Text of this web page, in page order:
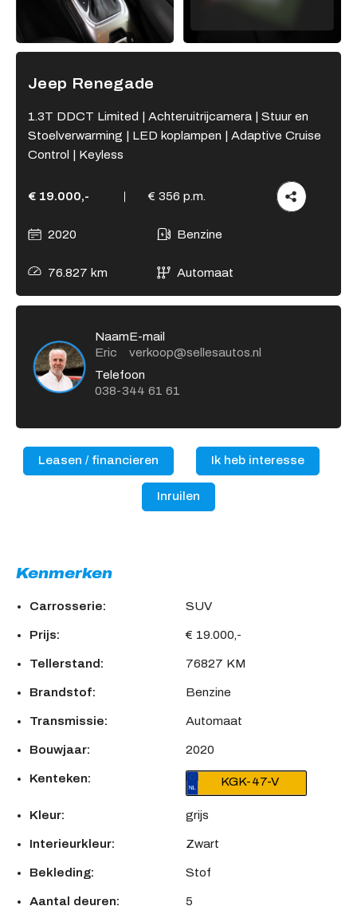
8281 PC Genemuiden
Openingstijden showroom
Za
9:00 - 17:00
Openingstijden werkplaats
Zo
Jeep Renegade
1.3T DDCT Limited | Achteruitrijcamera | Stuur en
Stoelverwarming | LED koplampen | Adaptive Cruise
Control | Keyless
€ 19.000,- € 356 p.m.
2020 Benzine
76.827 km Automaat
Naam
Eric
E-mail
verkoop@sellesautos.nl
Telefoon
038-344 61 61
Leasen / financieren Ik heb interesse
Inruilen
Kenmerken
Carrosserie: SUV
Prijs: € 19.000,-
Tellerstand: 76827 KM
Brandstof: Benzine
Transmissie: Automaat
Bouwjaar: 2020
Kenteken: KGK-47-V
Kleur: grijs
Interieurkleur: Zwart
Bekleding: Stof
Aantal deuren: 5